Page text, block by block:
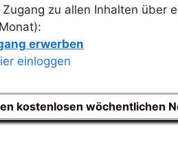
zu allen Inhalten über
erwerben
einloggen
kostenlosen wöchentlichen